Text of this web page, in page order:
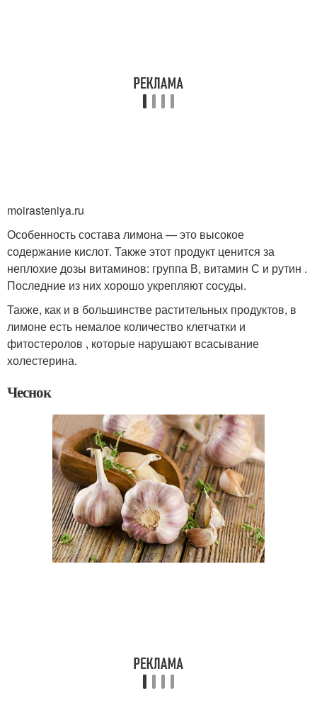
moirasteniya.ru
Особенность состава лимона — это высокое
содержание кислот. Также этот продукт ценится за
неплохие дозы витаминов: группа В, витамин С и рутин .
Последние из них хорошо укрепляют сосуды.
Также, как и в большинстве растительных продуктов, в
лимоне есть немалое количество клетчатки и
фитостеролов , которые нарушают всасывание
холестерина.
Чеснок